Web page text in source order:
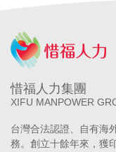
惜福人力集團
XIFU MANPOWER
台灣合法認證、自有海
務。創立十餘年來，獲